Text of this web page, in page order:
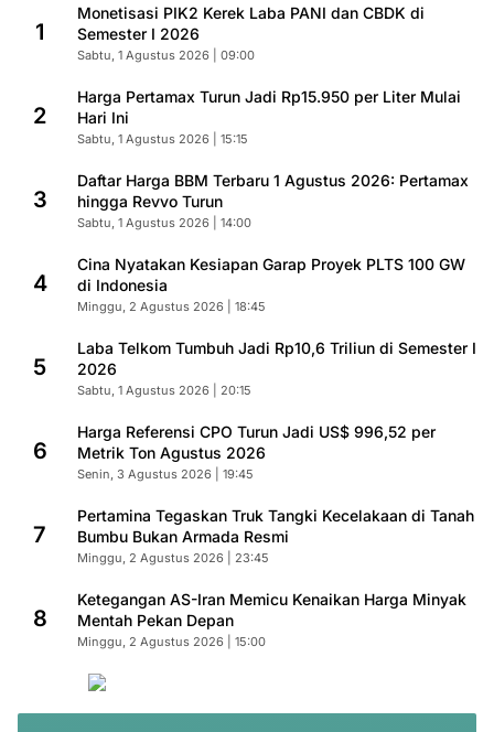
1
Monetisasi PIK2 Kerek Laba PANI dan CBDK di
Semester I 2026
Sabtu, 1 Agustus 2026 | 09:00
2
Harga Pertamax Turun Jadi Rp15.950 per Liter Mulai
Hari Ini
Sabtu, 1 Agustus 2026 | 15:15
3
Daftar Harga BBM Terbaru 1 Agustus 2026: Pertamax
hingga Revvo Turun
Sabtu, 1 Agustus 2026 | 14:00
4
Cina Nyatakan Kesiapan Garap Proyek PLTS 100 GW
di Indonesia
Minggu, 2 Agustus 2026 | 18:45
5
Laba Telkom Tumbuh Jadi Rp10,6 Triliun di Semester I
2026
Sabtu, 1 Agustus 2026 | 20:15
6
Harga Referensi CPO Turun Jadi US$ 996,52 per
Metrik Ton Agustus 2026
Senin, 3 Agustus 2026 | 19:45
7
Pertamina Tegaskan Truk Tangki Kecelakaan di Tanah
Bumbu Bukan Armada Resmi
Minggu, 2 Agustus 2026 | 23:45
8
Ketegangan AS-Iran Memicu Kenaikan Harga Minyak
Mentah Pekan Depan
Minggu, 2 Agustus 2026 | 15:00